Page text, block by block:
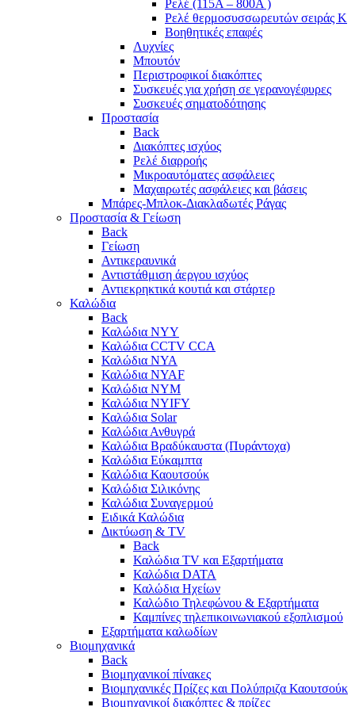
Ρελέ (115A – 800A )
Ρελέ θερμοσυσσωρευτών σειράς Κ
Βοηθητικές επαφές
Λυχνίες
Μπουτόν
Περιστροφικοί διακόπτες
Συσκευές για χρήση σε γερανογέφυρες
Συσκευές σηματοδότησης
Προστασία
Back
Διακόπτες ισχύος
Ρελέ διαρροής
Μικροαυτόματες ασφάλειες
Μαχαιρωτές ασφάλειες και βάσεις
Μπάρες-Μπλοκ-Διακλαδωτές Ράγας
Προστασία & Γείωση
Back
Γείωση
Αντικεραυνικά
Αντιστάθμιση άεργου ισχύος
Αντιεκρηκτικά κουτιά και στάρτερ
Καλώδια
Back
Καλώδια NYY
Καλώδια CCTV CCA
Καλώδια NYA
Καλώδια NYAF
Καλώδια NYΜ
Καλώδια ΝΥΙFY
Καλώδια Solar
Καλώδια Ανθυγρά
Καλώδια Βραδύκαυστα (Πυράντοχα)
Καλώδια Εύκαμπτα
Καλώδια Καουτσούκ
Καλώδια Σιλικόνης
Καλώδια Συναγερμού
Ειδικά Καλώδια
Δικτύωση & TV
Back
Καλώδια TV και Εξαρτήματα
Καλώδια DATA
Καλώδια Ηχείων
Καλώδιο Τηλεφώνου & Εξαρτήματα
Καμπίνες τηλεπικοινωνιακού εξοπλισμού
Eξαρτήματα καλωδίων
Βιομηχανικά
Back
Βιομηχανικοί πίνακες
Βιομηχανικές Πρίζες και Πολύπριζα Καουτσούκ
Βιομηχανικοί διακόπτες & πρίζες